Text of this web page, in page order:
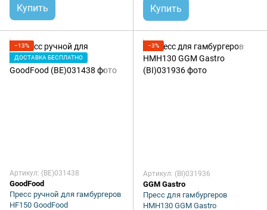
Купить Купить
−13%
ДОСТАВКА БЕСПЛАТНО
Артикул: (BE)031438
GoodFood
Пресс ручной для гамбургеров
HF150 GoodFood
−3%
Артикул: (BI)031936
GGM Gastro
Пресс для гамбургеров
HMH130 GGM Gastro